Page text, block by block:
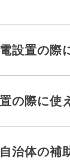
設置の際
の際に使
治体の補